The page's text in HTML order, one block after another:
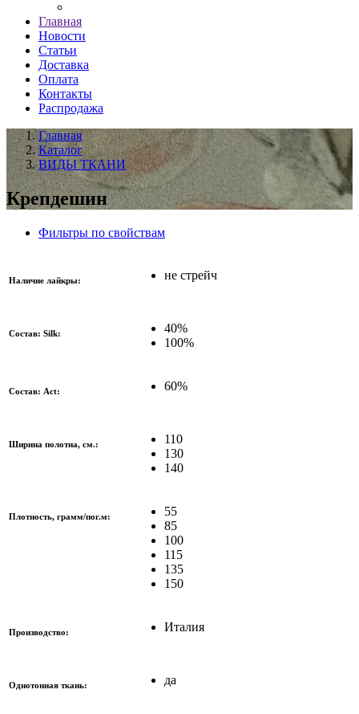
Главная
Новости
Статьи
Доставка
Оплата
Контакты
Распродажа
Главная
Каталог
ВИДЫ ТКАНИ
Крепдешин
Фильтры по свойствам
Наличие лайкры: не стрейч
Состав: Silk:
40%
100%
Состав: Act: 60%
Ширина полотна, см.:
110
130
140
Плотность, грамм/пог.м:
55
85
100
115
135
150
Производство: Италия
Однотонная ткань: да